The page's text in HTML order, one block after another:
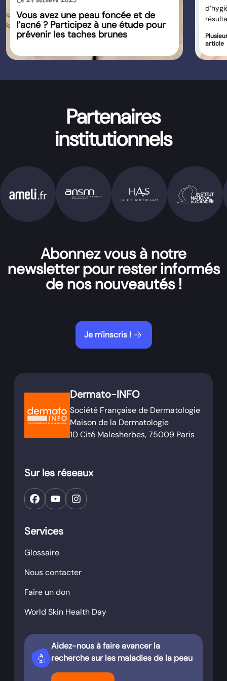
Vous avez une peau foncée et de
l’acné ? Participez à une étude pour
prévenir les taches brunes
article
Partenaires
institutionnels
Abonnez vous à notre
newsletter pour rester informés
de nos nouveautés !
Je m'inscris ! arrow_forward
Dermato-INFO
Société Française de Dermatologie
Maison de la Dermatologie
10 Cité Malesherbes, 75009 Paris
Sur les réseaux
Services
Glossaire
Nous contacter
Faire un don
World Skin Health Day
biotech
Aidez-nous à faire avancer la
recherche sur les maladies de la peau